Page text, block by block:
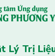
Lý Trị